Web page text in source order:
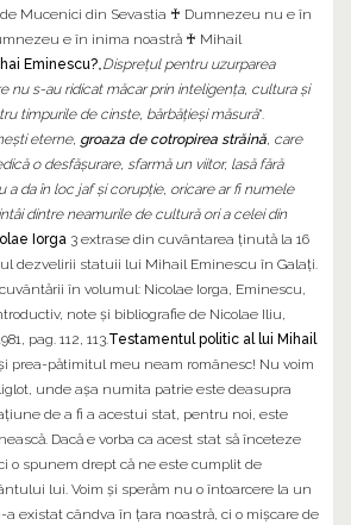
Mucenici din Sevastia ♰ Dumnezeu nu e în
e în inima noastră ♰ Mihail
Eminescu?„Dispreţul pentru uzurparea
nu s-au ridicat măcar prin inteligenţa, cultura şi
timpurile de cinste, bărbăţieşi măsură”.
eterne, groaza de cotropirea străină, care
o desfăşurare, sfarmă un viitor, lasă fără
a da în loc jaf şi corupţie, oricare ar fi numele
dintre neamurile de cultură ori a celei din
Iorga 3 extrase din cuvântarea ţinută la 16
dezvelirii statuii lui Mihail Eminescu în Galaţi.
în volumul: Nicolae Iorga, Eminescu,
note şi bibliografie de Nicolae Iliu,
pag. 112, 113.Testamentul politic al lui Mihail
prea-pătimitul meu neam românesc! Nu voim
unde aşa numita patrie este deasupra
de a fi a acestui stat, pentru noi, este
Dacă e vorba ca acest stat să înceteze
o spunem drept că ne este cumplit de
lui. Voim şi sperăm nu o întoarcere la un
existat cândva în ţara noastră, ci o mişcare de